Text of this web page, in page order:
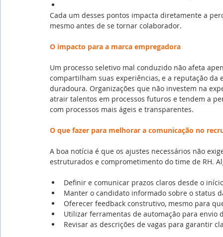
Cada um desses pontos impacta diretamente a
mesmo antes de se tornar colaborador.
O impacto para a marca empregadora
Um processo seletivo mal conduzido não afeta
compartilham suas experiências, e a reputação
duradoura. Organizações que não investem na
atrair talentos em processos futuros e tendem a
com processos mais ágeis e transparentes.
O que fazer para melhorar a comunicação no
A boa notícia é que os ajustes necessários não
estruturados e comprometimento do time de RH.
Definir e comunicar prazos claros desde o
Manter o candidato informado sobre o status
Oferecer feedback construtivo, mesmo para
Utilizar ferramentas de automação para envio
Revisar as descrições de vagas para garantir